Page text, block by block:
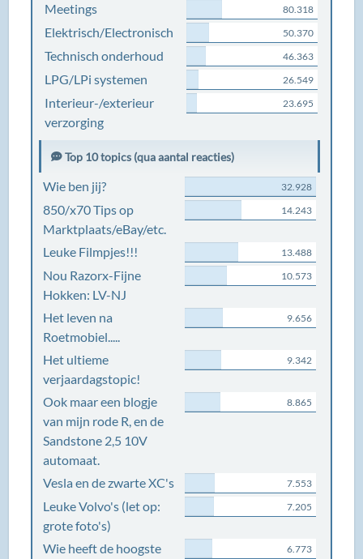
Meetings 80.318
Elektrisch/Electronisch 50.370
Technisch onderhoud 46.363
LPG/LPi systemen 26.549
Interieur-/exterieur
verzorging
23.695
Top 10 topics (qua aantal reacties)
Wie ben jij? 32.928
850/x70 Tips op
Marktplaats/eBay/etc.
14.243
Leuke Filmpjes!!! 13.488
Nou Razorx-Fijne
Hokken: LV-NJ
10.573
Het leven na
Roetmobiel.....
9.656
Het ultieme
verjaardagstopic!
9.342
Ook maar een blogje
van mijn rode R, en de
Sandstone 2,5 10V
automaat.
8.865
Vesla en de zwarte XC's 7.553
Leuke Volvo's (let op:
grote foto's)
7.205
Wie heeft de hoogste
6.773